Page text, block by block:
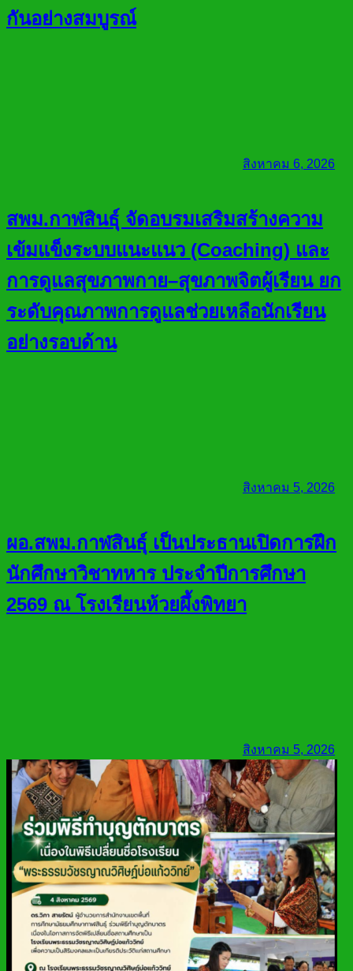
กันอย่างสมบูรณ์
สิงหาคม 6, 2026
สพม.กาฬสินธุ์ จัดอบรมเสริมสร้างความ
เข้มแข็งระบบแนะแนว (Coaching) และ
การดูแลสุขภาพกาย–สุขภาพจิตผู้เรียน ยก
ระดับคุณภาพการดูแลช่วยเหลือนักเรียน
อย่างรอบด้าน
สิงหาคม 5, 2026
ผอ.สพม.กาฬสินธุ์ เป็นประธานเปิดการฝึก
นักศึกษาวิชาทหาร ประจำปีการศึกษา
2569 ณ โรงเรียนห้วยผึ้งพิทยา
สิงหาคม 5, 2026